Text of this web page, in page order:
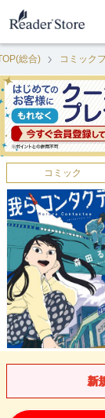
総合) コミック
コミック
新